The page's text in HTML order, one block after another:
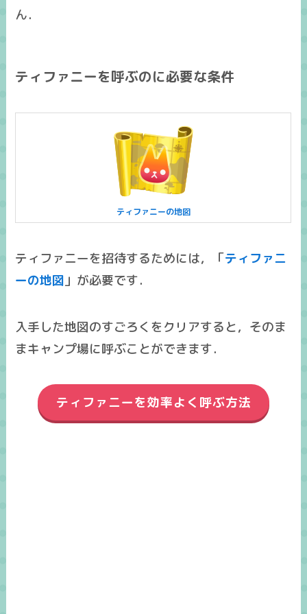
ん．
ティファニーを呼ぶのに必要な条件
ティファニーの地図
ティファニーを招待するためには，「ティファニ
ーの地図 」が必要です．
入手した地図のすごろくをクリアすると，そのま
まキャンプ場に呼ぶことができます．
ティファニーを効率よく呼ぶ方法